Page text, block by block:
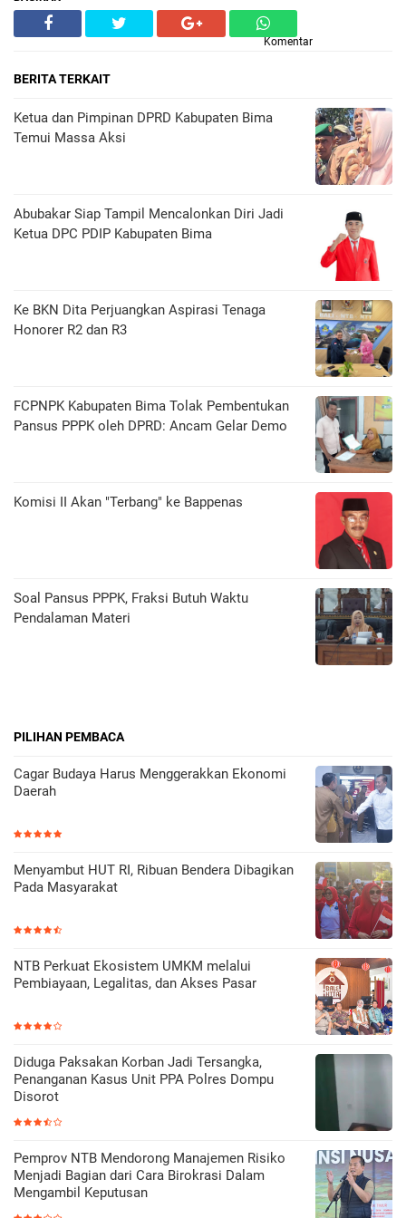
Komentar
BERITA TERKAIT
Ketua dan Pimpinan DPRD Kabupaten Bima
Temui Massa Aksi
Abubakar Siap Tampil Mencalonkan Diri Jadi
Ketua DPC PDIP Kabupaten Bima
Ke BKN Dita Perjuangkan Aspirasi Tenaga
Honorer R2 dan R3
FCPNPK Kabupaten Bima Tolak Pembentukan
Pansus PPPK oleh DPRD: Ancam Gelar Demo
Komisi II Akan "Terbang" ke Bappenas
Soal Pansus PPPK, Fraksi Butuh Waktu
Pendalaman Materi
PILIHAN PEMBACA
Cagar Budaya Harus Menggerakkan Ekonomi
Daerah
Menyambut HUT RI, Ribuan Bendera Dibagikan
Pada Masyarakat
NTB Perkuat Ekosistem UMKM melalui
Pembiayaan, Legalitas, dan Akses Pasar
Diduga Paksakan Korban Jadi Tersangka,
Penanganan Kasus Unit PPA Polres Dompu
Disorot
Pemprov NTB Mendorong Manajemen Risiko
Menjadi Bagian dari Cara Birokrasi Dalam
Mengambil Keputusan